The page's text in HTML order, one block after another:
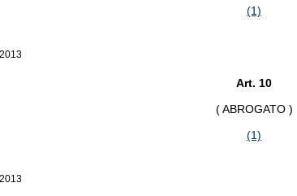
(1)
Art. 10
( ABROGATO )
(1)